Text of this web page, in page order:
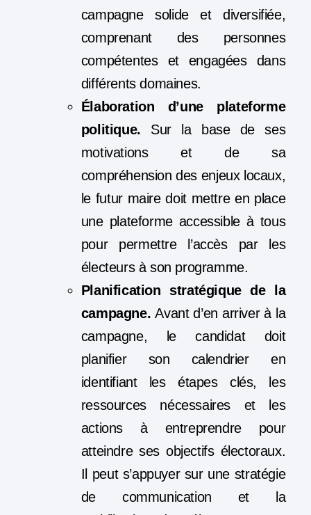
campagne solide et diversifiée,
comprenant des personnes
compétentes et engagées dans
différents domaines.
Élaboration d’une plateforme
politique. Sur la base de ses
motivations et de sa
compréhension des enjeux locaux,
le futur maire doit mettre en place
une plateforme accessible à tous
pour permettre l’accès par les
électeurs à son programme.
Planification stratégique de la
campagne. Avant d’en arriver à la
campagne, le candidat doit
planifier son calendrier en
identifiant les étapes clés, les
ressources nécessaires et les
actions à entreprendre pour
atteindre ses objectifs électoraux.
Il peut s’appuyer sur une stratégie
de communication et la